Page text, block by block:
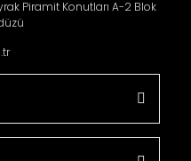
Piramit Konutları A-2 Blok